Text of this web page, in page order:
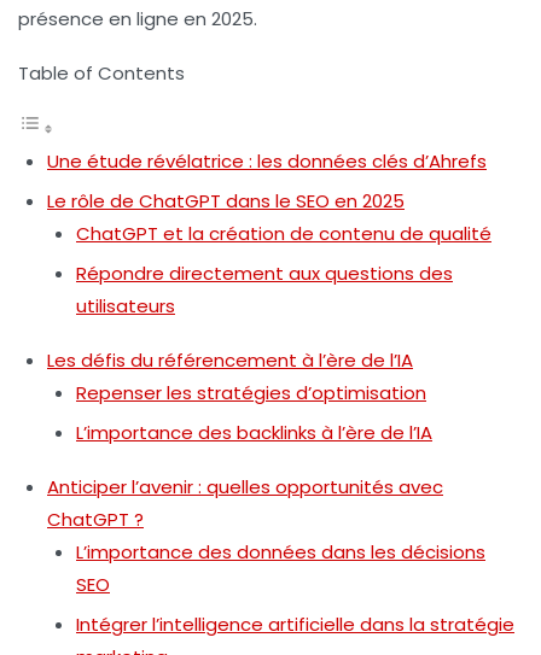
présence en ligne en 2025.
Table of Contents
Une étude révélatrice : les données clés d’Ahrefs
Le rôle de ChatGPT dans le SEO en 2025
ChatGPT et la création de contenu de qualité
Répondre directement aux questions des
utilisateurs
Les défis du référencement à l’ère de l’IA
Repenser les stratégies d’optimisation
L’importance des backlinks à l’ère de l’IA
Anticiper l’avenir : quelles opportunités avec
ChatGPT ?
L’importance des données dans les décisions
SEO
Intégrer l’intelligence artificielle dans la stratégie